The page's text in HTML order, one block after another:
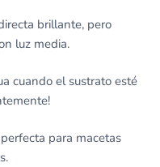
brillante, pero
luz media.
cuando el sustrato esté
perfecta para macetas